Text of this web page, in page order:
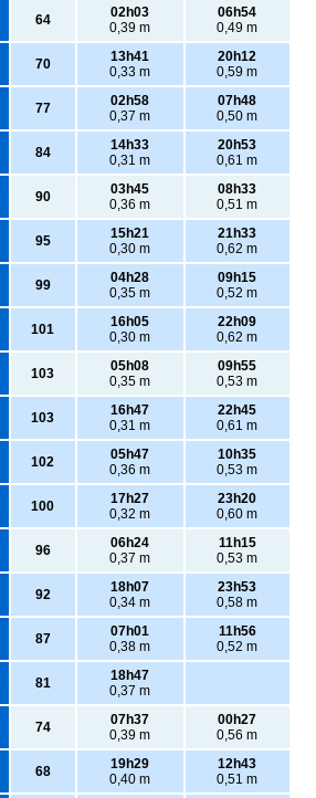
64
02h03
0,39 m
06h54
0,49 m
70
13h41
0,33 m
20h12
0,59 m
77
02h58
0,37 m
07h48
0,50 m
84
14h33
0,31 m
20h53
0,61 m
90
03h45
0,36 m
08h33
0,51 m
95
15h21
0,30 m
21h33
0,62 m
99
04h28
0,35 m
09h15
0,52 m
101
16h05
0,30 m
22h09
0,62 m
103
05h08
0,35 m
09h55
0,53 m
103
16h47
0,31 m
22h45
0,61 m
102
05h47
0,36 m
10h35
0,53 m
100
17h27
0,32 m
23h20
0,60 m
96
06h24
0,37 m
11h15
0,53 m
92
18h07
0,34 m
23h53
0,58 m
87
07h01
0,38 m
11h56
0,52 m
81
18h47
0,37 m
74
07h37
0,39 m
00h27
0,56 m
68
19h29
0,40 m
12h43
0,51 m